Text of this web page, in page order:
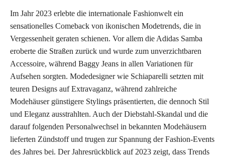
Im Jahr 2023 erlebte die internationale Fashionwelt ein
sensationelles Comeback von ikonischen Modetrends, die in
Vergessenheit geraten schienen. Vor allem die Adidas Samba
eroberte die Straßen zurück und wurde zum unverzichtbaren
Accessoire, während Baggy Jeans in allen Variationen für
Aufsehen sorgten. Modedesigner wie Schiaparelli setzten mit
teuren Designs auf Extravaganz, während zahlreiche
Modehäuser günstigere Stylings präsentierten, die dennoch Stil
und Eleganz ausstrahlten. Auch der Diebstahl-Skandal und die
darauf folgenden Personalwechsel in bekannten Modehäusern
lieferten Zündstoff und trugen zur Spannung der Fashion-Events
des Jahres bei. Der Jahresrückblick auf 2023 zeigt, dass Trends